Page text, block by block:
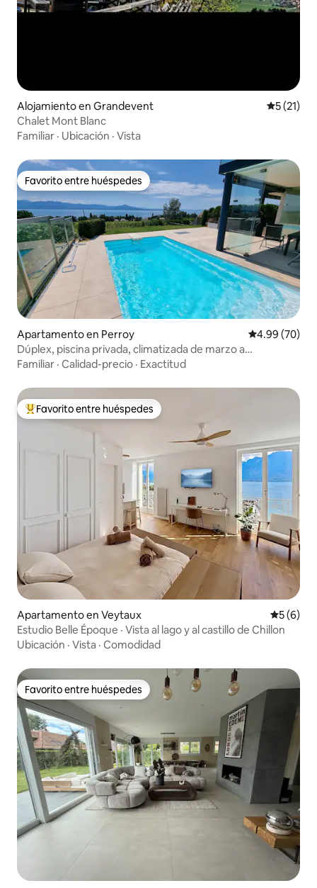
Alojamiento en Grandevent
5 (21)
Chalet Mont Blanc
Familiar · Ubicación · Vista
Favorito entre huéspedes
Favorito entre huéspedes
Apartamento en Perroy Calificación
4.99 (70)
Dúplex, piscina privada, climatizada de marzo a
noviembre
Familiar · Calidad-precio · Exactitud
Favorito entre huéspedes preferido
Favorito entre huéspedes
Apartamento en Veytaux
5 (6)
Estudio Belle Époque · Vista al lago y al castillo de Chillon
Ubicación · Vista · Comodidad
Favorito entre huéspedes
Favorito entre huéspedes